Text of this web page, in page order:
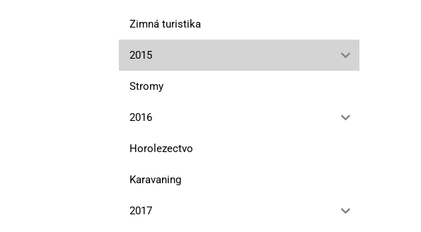
Zimná turistika
2015
Stromy
2016
Horolezectvo
Karavaning
2017